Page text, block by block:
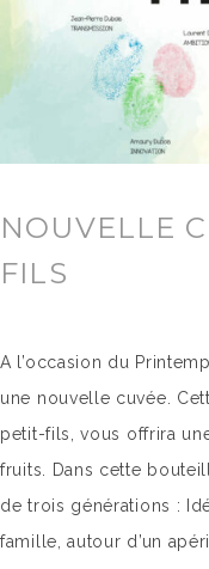
NOUVELLE
FILS
A l’occasion du
une nouvelle cuvée.
petit-fils, vous offrira
fruits. Dans cette
de trois générations :
famille, autour d’un